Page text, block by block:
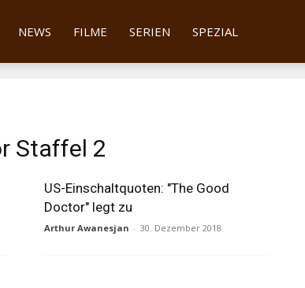
NEWS FILME SERIEN SPEZIAL
Staffel 2
US-Einschaltquoten: "The Good
Doctor" legt zu
Arthur Awanesjan - 30. Dezember 2018